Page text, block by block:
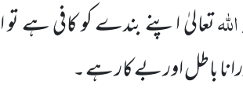
اللہتعالیٰ اپنے بندے کو کافی ہے
باطل اور بے کار ہے ۔